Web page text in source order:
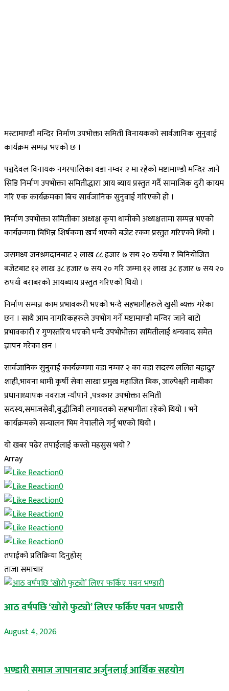
मस्टामाण्डौ मन्दिर निर्माण उपभोक्ता समिती विनायकको सार्वजानिक सुनुवाई
कार्यक्रम सम्पन्न भएको छ ।
पञ्चदेवल विनायक नगरपालिका वडा नम्वर २ मा रहेको मष्टामाण्डौ मन्दिर जाने
सिडि निर्माण उपभोक्ता समितीद्धारा आय ब्याय प्रस्तुत गर्दै सामाजिक दुरी कायम
गरि एक कार्यक्रमका बिच सार्वजानिक सुनुवाई गरिएको हो ।
निर्माण उपभोक्ता समितीका अध्यक्ष कृपा धामीको अध्यक्षतामा सम्पन्न भएको
कार्यक्रममा बिभिन्न शिर्षकमा खर्च भएको बजेट रकम प्रस्तुत गरिएको थियो ।
जसमध्य जनश्रमदानबाट २ लाख ८८ हजार ७ सय २० रुपँया र बिनियोजित
बजेटबाट १२ लाख ३८ हजार ७ सय २० गरि जम्मा १२ लाख ३८ हजार ७ सय २०
रुपयाँ बराबरको आयब्याय प्रस्तुत गरिएको थियो ।
निर्माण सम्पन्न काम प्रभावकरी भएको भन्दै सहभागीहरुले खुसी ब्यक्त गरेका
छन । साथै आम नागरिकहरुले उपभोग गर्ने मष्टामाण्डौ मन्दिर जाने बाटो
प्रभावकारी र गुणस्तरिय भएको भन्दै उपभोभोक्ता समितीलाई धन्यवाद समेत
ज्ञापन गरेका छन ।
सार्वजानिक सुनुवाई कार्यक्रममा वडा नम्वर २ का वडा सदस्य ललित बहादु्र
शाही,भावना धामी कृर्षी सेवा साखा प्रमुख महाजित बिक, जाल्पेश्वरी माबीका
प्रधानाध्यापक नवराज न्यौपाने ,पत्रकार उपभोक्ता समिती
सदस्य,समाजसेवी,बुद्धीजिवी लगायतको सहभागीता रहेको थियो । भने
कार्यक्रमको सन्चालन भिम नेपालीले गर्नु भएको थियो ।
यो खबर पढेर तपाईलाई कस्तो महसुस भयो ?
Array
0
0
0
0
0
0
तपाईको प्रतिक्रिया दिनुहोस्
ताजा समाचार
आठ वर्षपछि ‘खोरो फुट्यो’ लिएर फर्किए पवन भण्डारी
August 4, 2026
भण्डारी समाज जापानबाट अर्जुनलाई आर्थिक सहयोग